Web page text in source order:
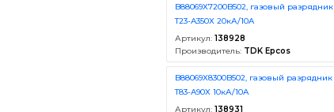
B88069X7200B502, газовый разрядник
T23-A350X 20кА/10A
Артикул: 138928
Производитель: TDK Epcos
B88069X8300B502, газовый разрядник
T83-A90X 10кА/10А
Артикул: 138931